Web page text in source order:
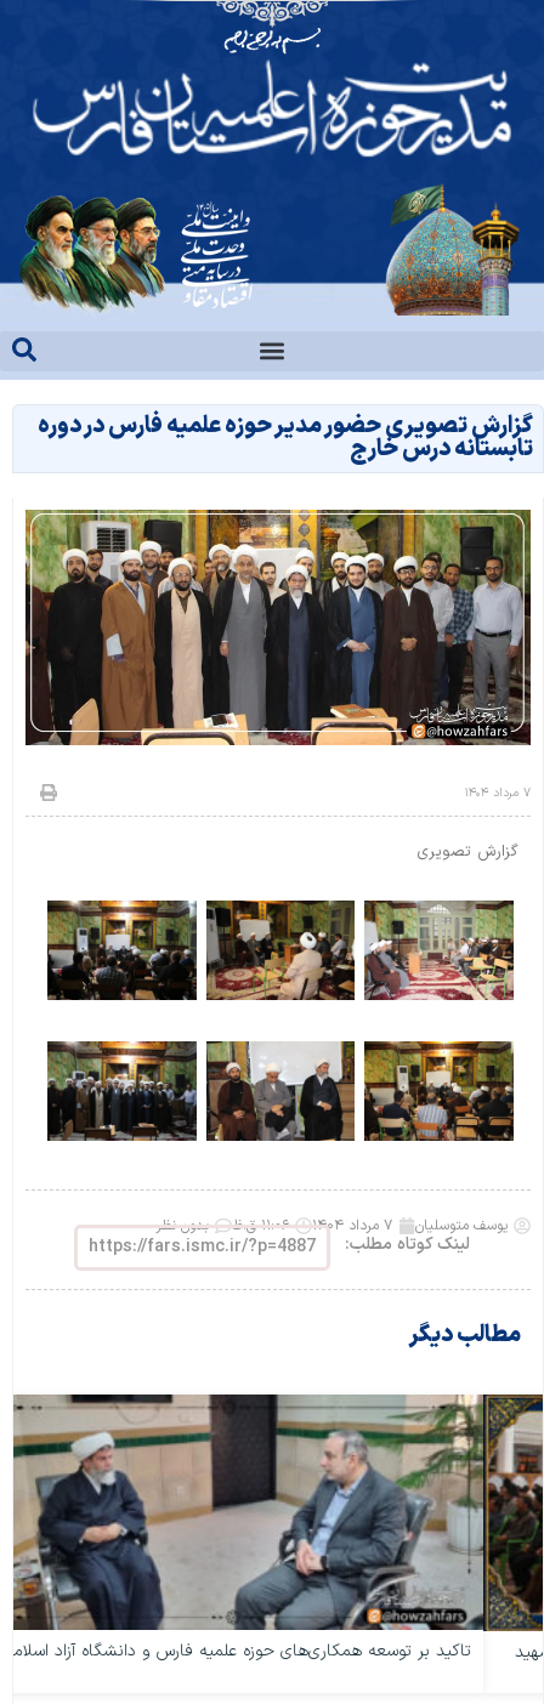
گزارش تصویری حضور مدیر حوزه علمیه فارس در دوره
تابستانه درس خارج
۷ مرداد ۱۴۰۴
گزارش تصویری
یوسف متوسلیان ۷ مرداد ۱۴۰۴ ۱۱:۰۶ ق.ظ بدون نظر
لینک کوتاه مطلب: https://fars.ismc.ir/?p=4887
مطالب دیگر
تاکید بر توسعه همکاری‌های حوزه علمیه فارس و دانشگاه آزاد اسلامی